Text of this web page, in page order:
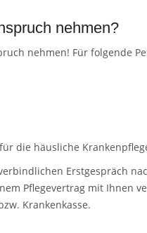
nehmen?
nehmen! Für folgende
die häusliche
Erstgespräch
Pflegevertrag mit Ihnen
Krankenkasse.